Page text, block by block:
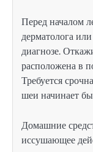
Перед началом
дерматолога
диагнозе.
расположена в
Требуется
шеи начинает
Домашние
иссушающее